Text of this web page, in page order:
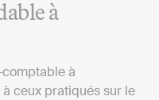
à
comptable à
ceux pratiqués sur le